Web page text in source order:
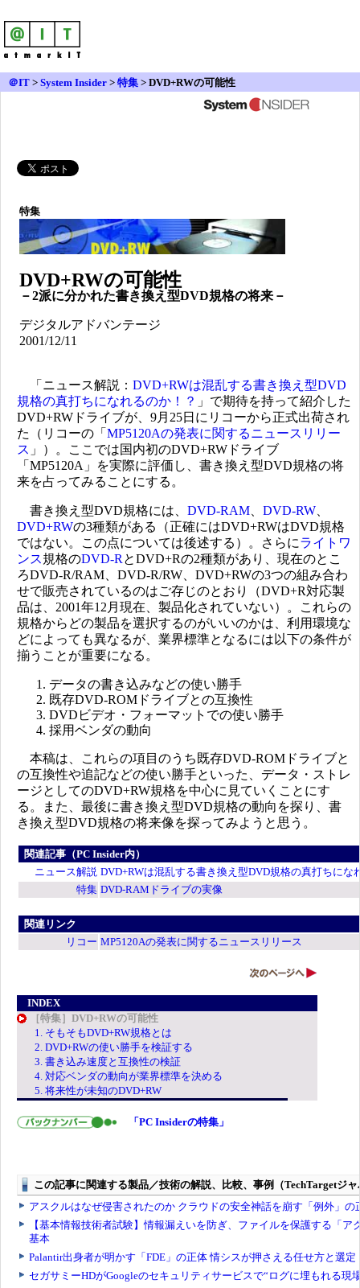
＠IT > System Insider > 特集 > DVD+RWの可能性
特集
DVD+RWの可能性
－2派に分かれた書き換え型DVD規格の将来－
デジタルアドバンテージ
2001/12/11
「ニュース解説： DVD+RWは混乱する書き換え型DVD
規格の真打ちになれるのか！？ 」で期待を持って紹介した
DVD+RWドライブが、9月25日にリコーから正式出荷され
た（リコーの「 MP5120Aの発表に関するニュースリリー
ス 」）。ここでは国内初のDVD+RWドライブ
「MP5120A」を実際に評価し、書き換え型DVD規格の将
来を占ってみることにする。
書き換え型DVD規格には、 DVD-RAM DVD-RW
DVD+RWの3種類がある（正確にはDVD+RWはDVD規格
ではない。この点については後述する）。さらにライトワ
ンス規格のDVD-R とDVD+Rの2種類があり、現在のとこ
ろDVD-R/RAM、DVD-R/RW、DVD+RWの3つの組み合わ
せで販売されているのはご存じのとおり（DVD+R対応製
品は、2001年12月現在、製品化されていない）。これらの
規格からどの製品を選択するのがいいのかは、利用環境な
どによっても異なるが、業界標準となるには以下の条件が
揃うことが重要になる。
データの書き込みなどの使い勝手
既存DVD-ROMドライブとの互換性
DVDビデオ・フォーマットでの使い勝手
採用ベンダの動向
本稿は、これらの項目のうち既存DVD-ROMドライブと
の互換性や追記などの使い勝手といった、データ・ストレ
ージとしてのDVD+RW規格を中心に見ていくことにす
る。また、最後に書き換え型DVD規格の動向を探り、書
き換え型DVD規格の将来像を探ってみようと思う。
関連記事（PC Insider内）
ニュース解説 DVD+RWは混乱する書き換え型DVD規格の真打ちにな
特集 DVD-RAMドライブの実像
関連リンク
リコー MP5120Aの発表に関するニュースリリース
INDEX
［特集］DVD+RWの可能性
1. そもそもDVD+RW規格とは
2. DVD+RWの使い勝手を検証する
3. 書き込み速度と互換性の検証
4. 対応ベンダの動向が業界標準を決める
5. 将来性が未知のDVD+RW
「PC Insiderの特集」